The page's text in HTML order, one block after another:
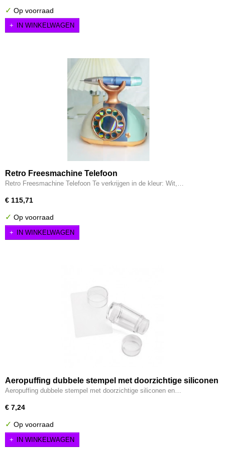
✓ Op voorraad
IN WINKELWAGEN
Retro Freesmachine Telefoon
Retro Freesmachine Telefoon Te verkrijgen in de kleur: Wit,…
€ 115,71
✓ Op voorraad
IN WINKELWAGEN
Aeropuffing dubbele stempel met doorzichtige siliconen
en schraper
Aeropuffing dubbele stempel met doorzichtige siliconen en…
€ 7,24
✓ Op voorraad
IN WINKELWAGEN